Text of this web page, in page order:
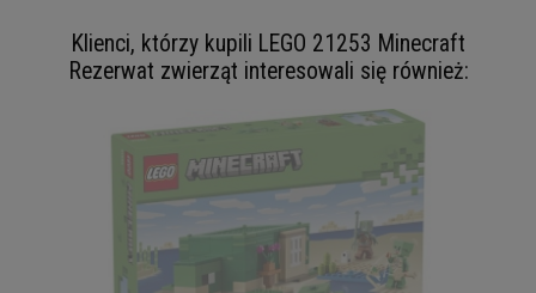
Klienci, którzy kupili LEGO 21253 Minecraft
Rezerwat zwierząt interesowali się również: